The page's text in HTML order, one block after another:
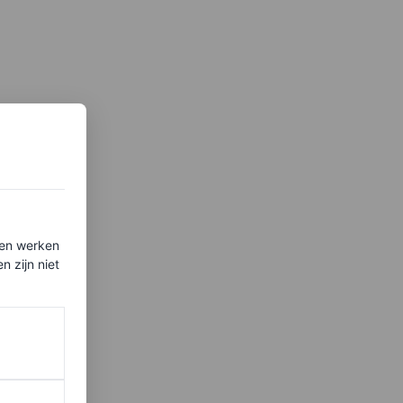
werken
zijn niet